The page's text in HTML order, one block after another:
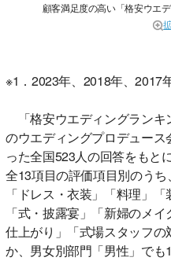
顧客満足度の高い「格安ウエ
※1．2023年、2018年、2017
「格安ウエディングランキ
のウエディングプロデュー
った全国523人の回答をもと
全13項目の評価項目別のうち
「ドレス・衣装」「料理」
「式・披露宴」「新婦のメ
仕上がり」「式場スタッフ
か、男女別部門「男性」でも